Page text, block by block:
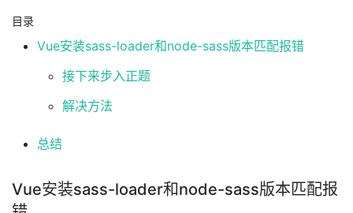
目录
Vue安装sass-loader和node-sass版本匹配报错
接下来步入正题
解决方法
总结
Vue安装sass-loader和node-sass版本匹配报